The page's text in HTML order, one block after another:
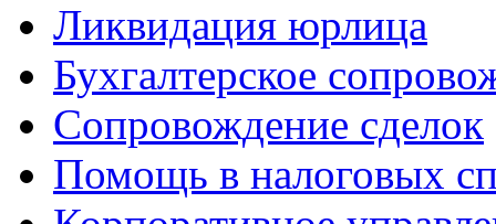
Ликвидация юрлица
Бухгалтерское
Сопровождение сделок
Помощь в налоговых